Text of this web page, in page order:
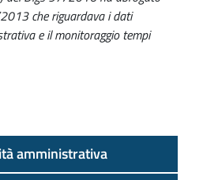
che riguardava i dati
e il monitoraggio tempi
amministrativa